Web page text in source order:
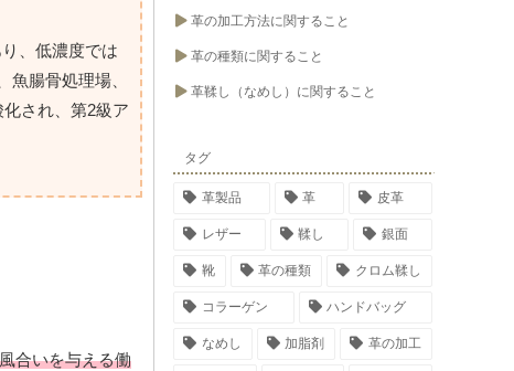
、低濃度では
腸骨処理場、
され、第2級ア
合いを与える働
革の加工方法に関すること
革の種類に関すること
革鞣し（なめし）に関すること
タグ
革製品 革 皮革
レザー 鞣し 銀面
靴 革の種類 クロム鞣し
コラーゲン ハンドバッグ
なめし 加脂剤 革の加工